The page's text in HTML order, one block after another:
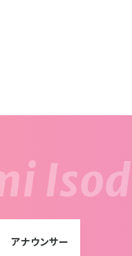
アナウンサー